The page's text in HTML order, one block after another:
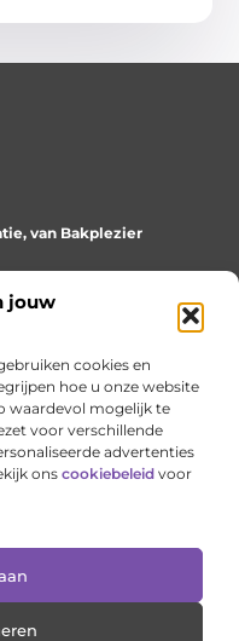
jouw
cookies en
hoe u onze website
waardevol mogelijk te
voor verschillende
advertenties
ons cookiebeleid voor
van Bakplezier
die je elke dag
(EU)
Right Reserved.